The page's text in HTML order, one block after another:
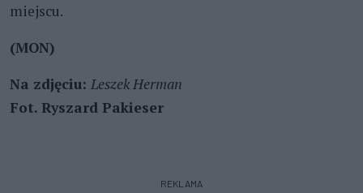
miejscu.
(MON)
Na zdjęciu: Leszek Herman
Fot. Ryszard Pakieser
REKLAMA